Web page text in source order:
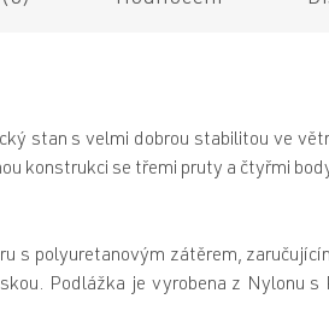
stan s velmi dobrou stabilitou ve
konstrukci se třemi pruty a čtyřmi
s polyuretanovým zátěrem,
Podlážka je vyrobena z Nylonu